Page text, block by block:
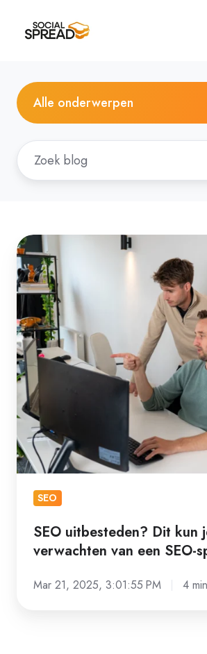
Alle onderwerpen
SEO
uitbesteden?
Dit
kun
je
verwachten
van
een
SEO-
specialist
SEO
SEO uitbesteden? Dit kun
verwachten van een SEO-
Mar 21, 2025, 3:01:55 PM 4